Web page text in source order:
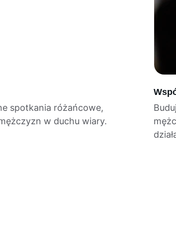
spotkania różańcowe,
w duchu wiary.